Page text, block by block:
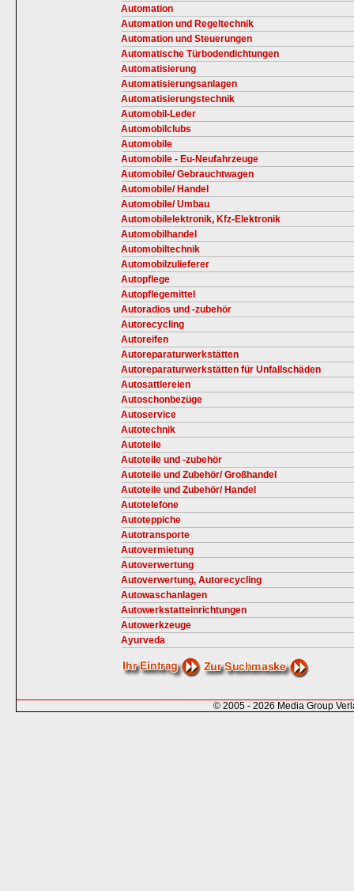
Automation
Automation und Regeltechnik
Automation und Steuerungen
Automatische Türbodendichtungen
Automatisierung
Automatisierungsanlagen
Automatisierungstechnik
Automobil-Leder
Automobilclubs
Automobile
Automobile - Eu-Neufahrzeuge
Automobile/ Gebrauchtwagen
Automobile/ Handel
Automobile/ Umbau
Automobilelektronik, Kfz-Elektronik
Automobilhandel
Automobiltechnik
Automobilzulieferer
Autopflege
Autopflegemittel
Autoradios und -zubehör
Autorecycling
Autoreifen
Autoreparaturwerkstätten
Autoreparaturwerkstätten für Unfallschäden
Autosattlereien
Autoschonbezüge
Autoservice
Autotechnik
Autoteile
Autoteile und -zubehör
Autoteile und Zubehör/ Großhandel
Autoteile und Zubehör/ Handel
Autotelefone
Autoteppiche
Autotransporte
Autovermietung
Autoverwertung
Autoverwertung, Autorecycling
Autowaschanlagen
Autowerkstatteinrichtungen
Autowerkzeuge
Ayurveda
© 2005 - 2026 Media Group